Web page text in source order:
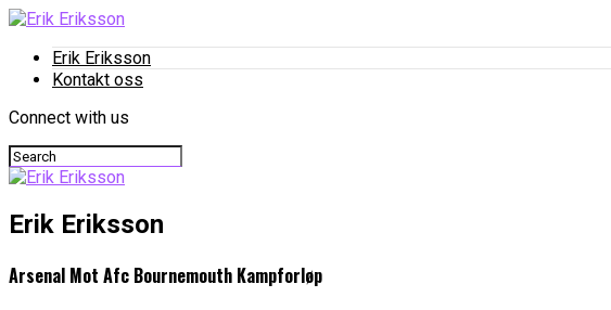
Erik Eriksson
Kontakt oss
Connect with us
Erik Eriksson
Arsenal Mot Afc Bournemouth Kampforløp